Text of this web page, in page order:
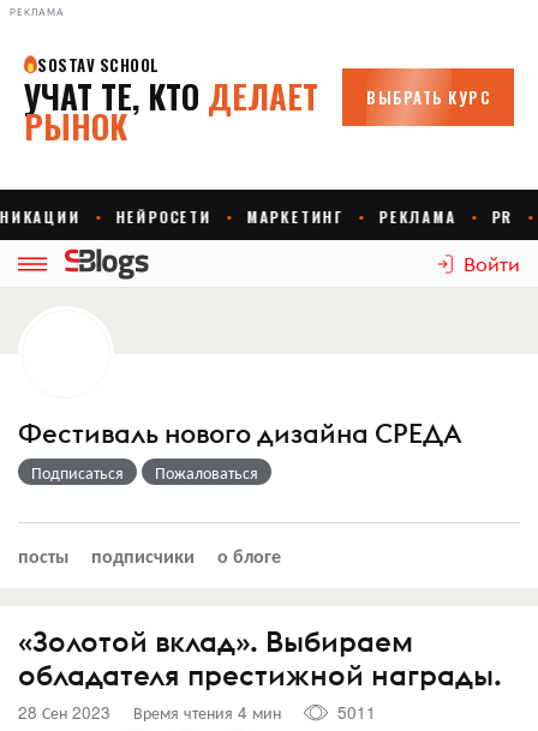
РЕКЛАМА
Войти
Фестиваль нового дизайна СРЕДА
Подписаться Пожаловаться
посты подписчики о блоге
«Золотой вклад». Выбираем
обладателя престижной награды.
28 Сен 2023 Время чтения 4 мин
5011